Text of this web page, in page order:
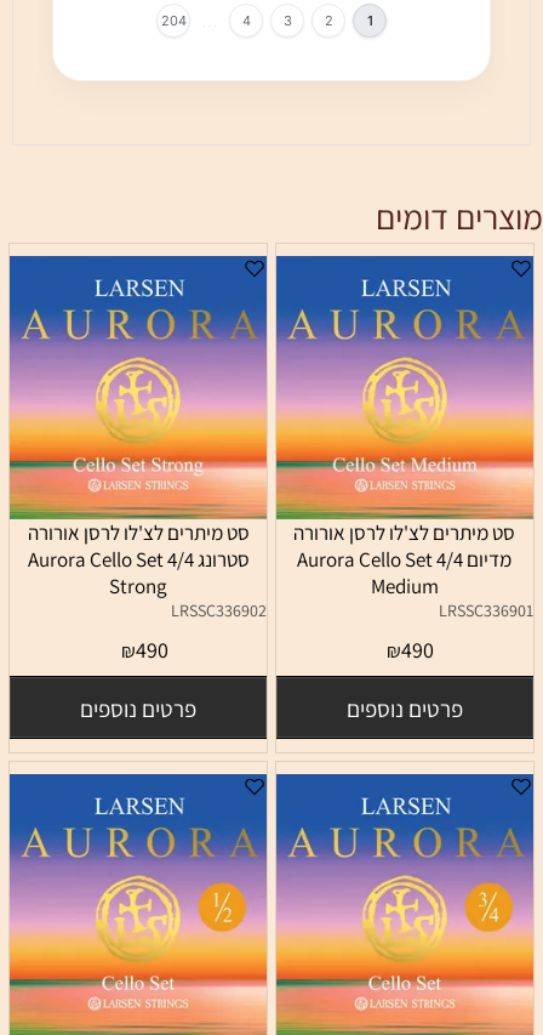
1
2
3
4
…
204
מוצרים דומים
סט מיתרים לצ'לו לרסן אורורה
מדיום 4/4 Aurora Cello Set
Medium
LRSSC336901
₪490
פרטים נוספים
סט מיתרים לצ'לו לרסן אורורה
סטרונג 4/4 Aurora Cello Set
Strong
LRSSC336902
₪490
פרטים נוספים